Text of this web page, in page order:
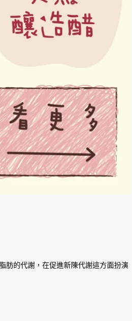
肪的代謝，在促進新陳代謝這方面扮演